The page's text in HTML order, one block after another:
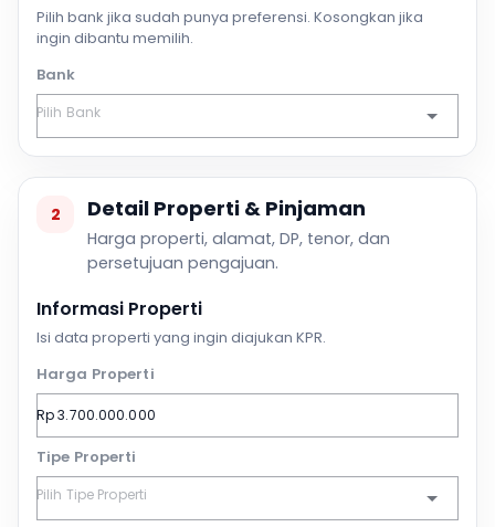
Pilih bank jika sudah punya preferensi. Kosongkan jika
ingin dibantu memilih.
Bank
2 Detail Properti & Pinjaman
Harga properti, alamat, DP, tenor, dan
persetujuan pengajuan.
Informasi Properti
Isi data properti yang ingin diajukan KPR.
Harga Properti
Tipe Properti